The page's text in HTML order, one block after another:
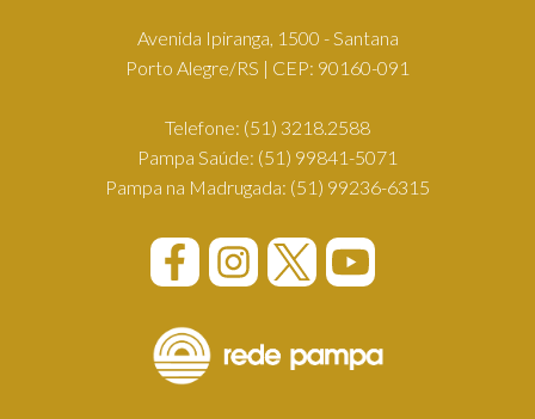
Avenida Ipiranga, 1500 - Santana
Porto Alegre/RS | CEP: 90160-091
Telefone: (51) 3218.2588
Pampa Saúde: (51) 99841-5071
Pampa na Madrugada: (51) 99236-6315